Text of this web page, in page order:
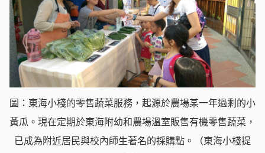
圖：東海小棧的零售蔬菜服務，起源於農場某一年過剩的小
黃瓜。現在定期於東海附幼和農場溫室販售有機零售蔬菜，
已成為附近居民與校內師生著名的採購點。（東海小棧提